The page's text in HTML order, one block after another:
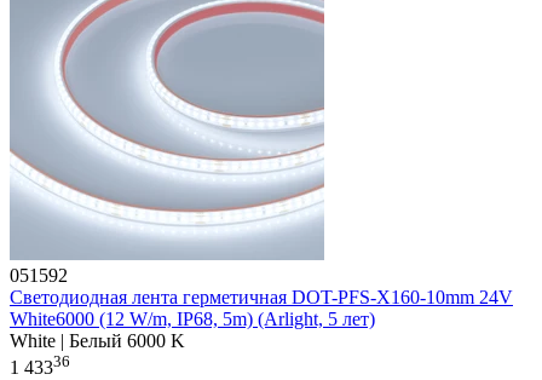
051592
Светодиодная лента герметичная DOT-PFS-X160-10mm 24V
White6000 (12 W/m, IP68, 5m) (Arlight, 5 лет)
White | Белый 6000 K
1 43336